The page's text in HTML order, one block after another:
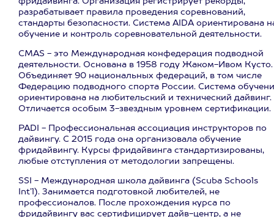
разрабатывает правила проведения соревнований,
стандарты безопасности. Система AIDA ориентирована
обучение и контроль соревновательной деятельности.
CMAS - это Международная конфедерация подводной
деятельности. Основана в 1958 году Жаком-Ивом Кусто.
Объединяет 90 национальных федераций, в том числе
Федерацию подводного спорта России. Система
ориентирована на любительский и технический дайвинг.
Отличается особым 3-звездным уровнем сертификации.
PADI - Профессиональная ассоциация инструкторов по
дайвингу. С 2015 года она организовала обучение
фридайвингу. Курсы фридайвинга стандартизированы,
любые отступления от методологии запрещены.
SSI - Международная школа дайвинга (Scuba Schools
Int’l). Занимается подготовкой любителей, не
профессионалов. После прохождения курса по
фридайвингу вас сертифицирует дайв-центр, а не